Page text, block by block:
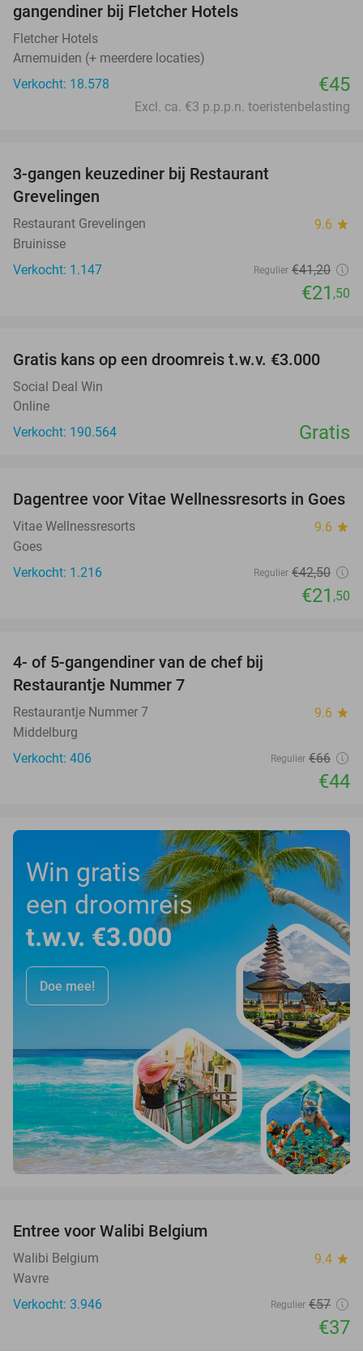
gangendiner bij Fletcher Hotels
Fletcher Hotels
Arnemuiden (+ meerdere locaties)
Verkocht: 18.578
€45
Excl. ca. €3 p.p.p.n. toeristenbelasting
3-gangen keuzediner bij Restaurant
Grevelingen
Restaurant Grevelingen 9.6 star
Bruinisse
Verkocht: 1.147
Regulier €41,20
€21 ,50
Gratis kans op een droomreis t.w.v. €3.000
Social Deal Win
Online
Verkocht: 190.564
Gratis
49%
Dagentree voor Vitae Wellnessresorts in Goes
Vitae Wellnessresorts 9.6 star
Goes
Verkocht: 1.216
Regulier €42,50
€21 ,50
4- of 5-gangendiner van de chef bij
Restaurantje Nummer 7
Restaurantje Nummer 7 9.6 star
Middelburg
Verkocht: 406
Regulier €66
€44
Win gratis
een droomreis
t.w.v. €3.000
Doe mee!
Entree voor Walibi Belgium
Walibi Belgium 9.4 star
Wavre
Verkocht: 3.946
Regulier €57
€37